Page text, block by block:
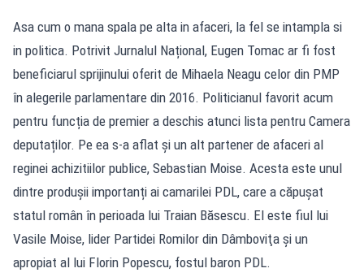
Asa cum o mana spala pe alta in afaceri, la fel se intampla si
in politica. Potrivit Jurnalul Național, Eugen Tomac ar fi fost
beneficiarul sprijinului oferit de Mihaela Neagu celor din PMP
în alegerile parlamentare din 2016. Politicianul favorit acum
pentru funcția de premier a deschis atunci lista pentru Camera
deputaților. Pe ea s-a aflat și un alt partener de afaceri al
reginei achizitiilor publice, Sebastian Moise. Acesta este unul
dintre produșii importanți ai camarilei PDL, care a căpușat
statul român în perioada lui Traian Băsescu. El este fiul lui
Vasile Moise, lider Partidei Romilor din Dâmboviţa şi un
apropiat al lui Florin Popescu, fostul baron PDL.